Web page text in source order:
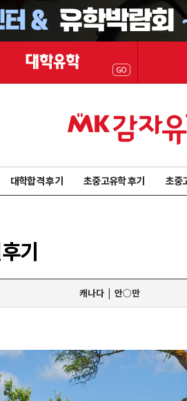
대학합격 후기 초중고유학 후기 초중
기
캐나다 | 안○만